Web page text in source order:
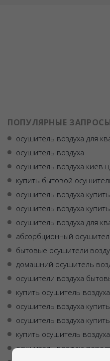
ПОПУЛЯРНЫЕ ЗАПРОСЫ
осушитель воздуха для
осушитель воздуха
осушитель воздуха киев
купить бытовой
осушитель воздуха
осушитель воздуха
осушитель воздуха для
абсорбционный
бытовые осушители
домашний осушитель
осушители воздуха
купить осушитель
осушитель воздуха
осушитель воздуха купить
купить осушитель
осушитель воздуха